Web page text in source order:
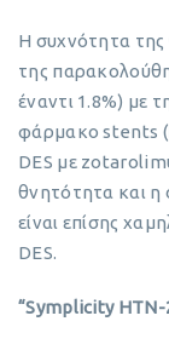
Η συχνότητα
της
έναντι 1.8%) με
φάρμακο stents
DES με
θνητότητα και
είναι επίσης
DES.
“Symplicity HTN-